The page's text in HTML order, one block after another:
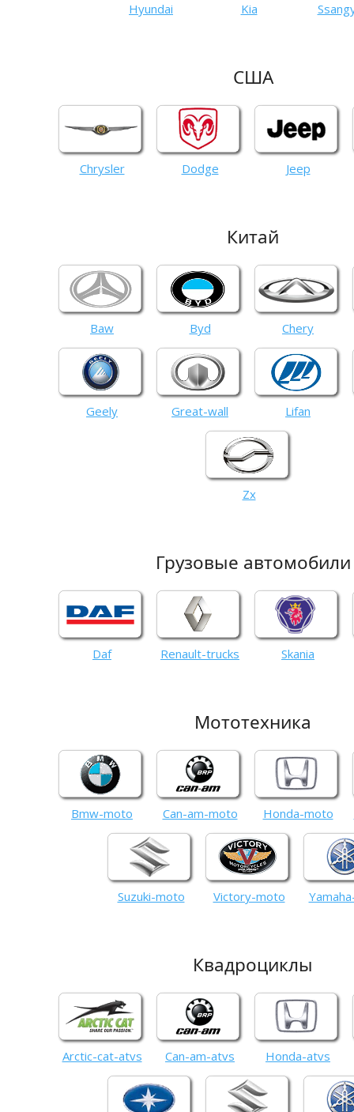
Hyundai Kia
США
Chrysler Dodge Jeep
Китай
Baw Byd Chery
Geely Great-wall Lifan
Zx
Грузовые автомобили
Daf Renault-trucks Skania
Мототехника
Bmw-moto Can-am-moto Honda-moto
Suzuki-moto Victory-moto
Квадроциклы
Arctic-cat-atvs Can-am-atvs Honda-atvs